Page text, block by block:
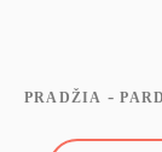
PRADŽIA -